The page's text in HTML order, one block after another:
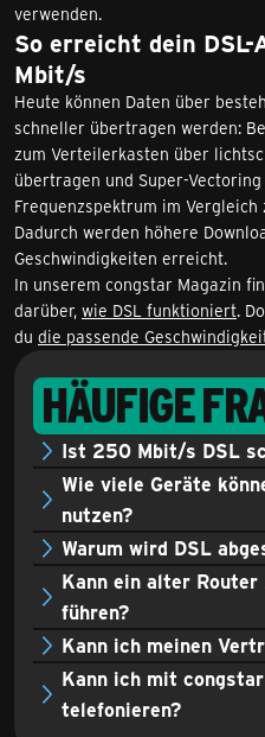
verwenden.
So erreicht dein
Mbit/s
Heute können Daten über
schneller übertragen werden:
zum Verteilerkasten über
übertragen und Super-
Frequenzspektrum im
Dadurch werden höhere
Geschwindigkeiten erreicht.
In unserem congstar Magazin
darüber, wie DSL funktioniert.
du die passende
HÄUFIGE
Ist 250 Mbit/s DSL
Wie viele Geräte
nutzen?
Warum wird DSL
Kann ein alter
führen?
Kann ich meinen
Kann ich mit
telefonieren?